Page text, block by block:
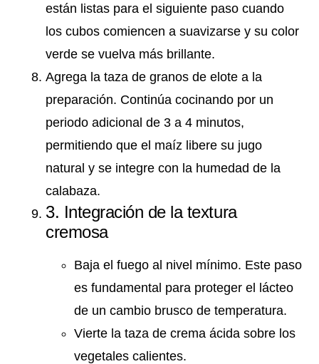
están listas para el siguiente paso cuando
los cubos comiencen a suavizarse y su color
verde se vuelva más brillante.
Agrega la taza de granos de elote a la
preparación. Continúa cocinando por un
periodo adicional de 3 a 4 minutos,
permitiendo que el maíz libere su jugo
natural y se integre con la humedad de la
calabaza.
3. Integración de la textura
cremosa
Baja el fuego al nivel mínimo. Este paso
es fundamental para proteger el lácteo
de un cambio brusco de temperatura.
Vierte la taza de crema ácida sobre los
vegetales calientes.